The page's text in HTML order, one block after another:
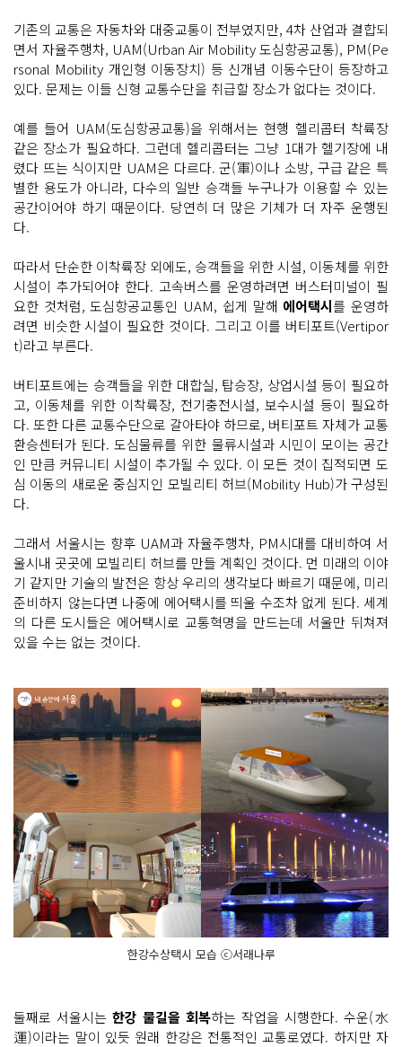
기존의 교통은 자동차와 대중교통이 전부였지만, 4차 산업과 결합되
면서 자율주행차, UAM(Urban Air Mobility 도심항공교통), PM(Pe
rsonal Mobility 개인형 이동장치) 등 신개념 이동수단이 등장하고
있다. 문제는 이들 신형 교통수단을 취급할 장소가 없다는 것이다.
예를 들어 UAM(도심항공교통)을 위해서는 현행 헬리콥터 착륙장
같은 장소가 필요하다. 그런데 헬리콥터는 그냥 1대가 헬기장에 내
렸다 뜨는 식이지만 UAM은 다르다. 군(軍)이나 소방, 구급 같은 특
별한 용도가 아니라, 다수의 일반 승객들 누구나가 이용할 수 있는
공간이어야 하기 때문이다. 당연히 더 많은 기체가 더 자주 운행된
다.
따라서 단순한 이착륙장 외에도, 승객들을 위한 시설, 이동체를 위한
시설이 추가되어야 한다. 고속버스를 운영하려면 버스터미널이 필
요한 것처럼, 도심항공교통인 UAM, 쉽게 말해 에어택시를 운영하
려면 비슷한 시설이 필요한 것이다. 그리고 이를 버티포트(Vertipor
t)라고 부른다.
버티포트에는 승객들을 위한 대합실, 탑승장, 상업시설 등이 필요하
고, 이동체를 위한 이착륙장, 전기충전시설, 보수시설 등이 필요하
다. 또한 다른 교통수단으로 갈아타야 하므로, 버티포트 자체가 교통
환승센터가 된다. 도심물류를 위한 물류시설과 시민이 모이는 공간
인 만큼 커뮤니티 시설이 추가될 수 있다. 이 모든 것이 집적되면 도
심 이동의 새로운 중심지인 모빌리티 허브(Mobility Hub)가 구성된
다.
그래서 서울시는 향후 UAM과 자율주행차, PM시대를 대비하여 서
울시내 곳곳에 모빌리티 허브를 만들 계획인 것이다. 먼 미래의 이야
기 같지만 기술의 발전은 항상 우리의 생각보다 빠르기 때문에, 미리
준비하지 않는다면 나중에 에어택시를 띄울 수조차 없게 된다. 세계
의 다른 도시들은 에어택시로 교통혁명을 만드는데 서울만 뒤쳐져
있을 수는 없는 것이다.
한강수상택시 모습 ⓒ서래나루
둘째로 서울시는 한강 물길을 회복하는 작업을 시행한다. 수운(水
運)이라는 말이 있듯 원래 한강은 전통적인 교통로였다. 하지만 자